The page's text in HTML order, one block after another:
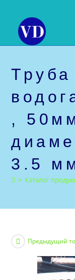
содержимому
,
3.5
> Каталог
Предыдущий